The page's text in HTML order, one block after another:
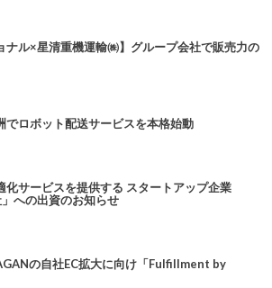
ナル×星清重機運輸㈱】グループ会社で販売力の
でロボット配送サービスを本格始動
化サービスを提供する スタートアップ企業
への出資のお知らせ
の自社EC拡大に向け「Fulfillment by